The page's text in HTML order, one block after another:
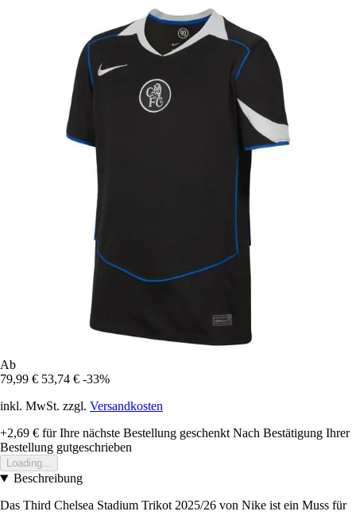
Ab
79,99 € 53,74 € -33%
inkl. MwSt. zzgl. Versandkosten
+2,69 € für Ihre nächste Bestellung geschenkt Nach Bestätigung Ihrer
Bestellung gutgeschrieben
Loading...
Beschreibung
Das Third Chelsea Stadium Trikot 2025/26 von Nike ist ein Muss für